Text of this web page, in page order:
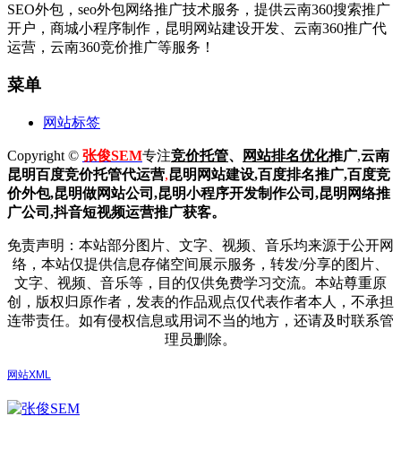
SEO外包，seo外包网络推广技术服务，提供云南360搜索推广
开户，商城小程序制作，昆明网站建设开发、云南360推广代
运营，云南360竞价推广等服务！
菜单
网站标签
Copyright © 张俊SEM专注竞价托管、 网站排名优化推广,云南
昆明百度竞价托管代运营,昆明网站建设,百度排名推广,百度竞
价外包,昆明做网站公司,昆明小程序开发制作公司,昆明网络推
广公司,抖音短视频运营推广获客。
免责声明：本站部分图片、文字、视频、音乐均来源于公开网
络，本站仅提供信息存储空间展示服务，转发/分享的图片、
文字、视频、音乐等，目的仅供免费学习交流。本站尊重原
创，版权归原作者，发表的作品观点仅代表作者本人，不承担
连带责任。如有侵权信息或用词不当的地方，还请及时联系管
理员删除。
网站XML